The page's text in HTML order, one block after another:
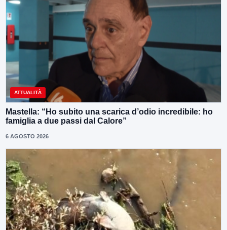
ATTUALITÀ
Mastella: “Ho subito una scarica d’odio incredibile: ho
famiglia a due passi dal Calore”
6 AGOSTO 2026